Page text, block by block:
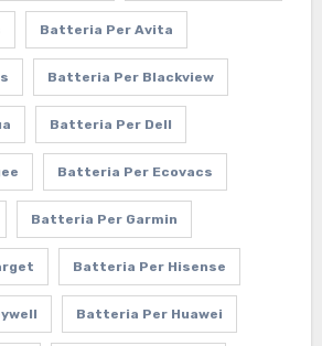
Batteria Per Avita
Batteria Per Blackview
Batteria Per Dell
Batteria Per Ecovacs
Batteria Per Garmin
Batteria Per Hisense
Batteria Per Huawei